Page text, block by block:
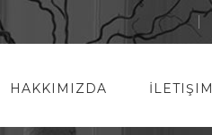
HAKKIMIZDA İLETIŞIM